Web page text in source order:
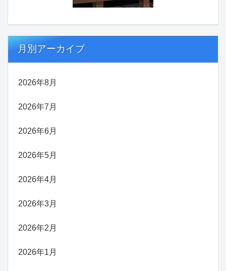
月別アーカイブ
2026年8月
2026年7月
2026年6月
2026年5月
2026年4月
2026年3月
2026年2月
2026年1月